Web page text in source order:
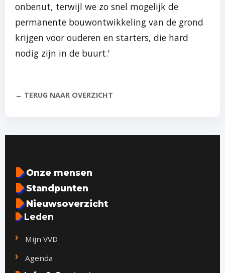
onbenut, terwijl we zo snel mogelijk de
permanente bouwontwikkeling van de grond
krijgen voor ouderen en starters, die hard
nodig zijn in de buurt.'
← TERUG NAAR OVERZICHT
Onze mensen
Standpunten
Nieuwsoverzicht
Leden
Mijn VVD
Agenda